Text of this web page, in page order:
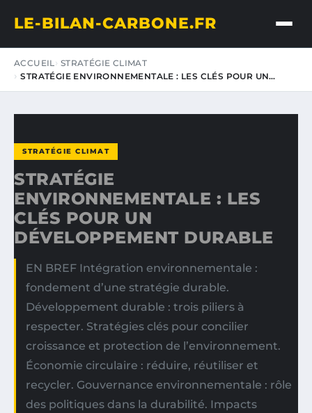
LE-BILAN-CARBONE.FR
ACCUEIL STRATÉGIE CLIMAT
STRATÉGIE ENVIRONNEMENTALE : LES CLÉS POUR UN…
STRATÉGIE CLIMAT
STRATÉGIE
ENVIRONNEMENTALE : LES
CLÉS POUR UN
DÉVELOPPEMENT DURABLE
EN BREF Intégration environnementale :
fondement d’une stratégie durable.
Développement durable : trois piliers à
respecter. Stratégies clés pour concilier
croissance et protection de l’environnement.
Économie circulaire : réduire, réutiliser et
recycler. Gouvernance environnementale : rôle
des politiques dans la durabilité. Impacts